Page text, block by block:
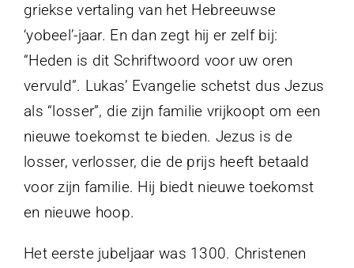
griekse vertaling van het Hebreeuwse
‘yobeel’-jaar. En dan zegt hij er zelf bij:
“Heden is dit Schriftwoord voor uw oren
vervuld”. Lukas’ Evangelie schetst dus Jezus
als “losser”, die zijn familie vrijkoopt om een
nieuwe toekomst te bieden. Jezus is de
losser, verlosser, die de prijs heeft betaald
voor zijn familie. Hij biedt nieuwe toekomst
en nieuwe hoop.
Het eerste jubeljaar was 1300. Christenen